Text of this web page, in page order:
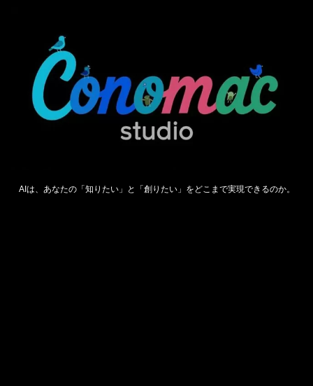
AIは、あなたの「知りたい」と「創りたい」をどこまで実現できるのか。